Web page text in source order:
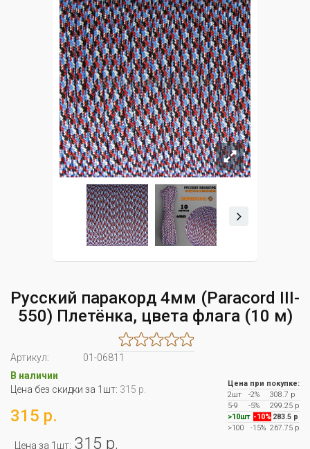
Русский паракорд 4мм (Paracord III-
550) Плетёнка, цвета флага (10 м)
Артикул:
01-06811
В наличии
Цена без скидки за 1шт: 315 р.
315 р.
Цена за 1шт: 315 р.
Цена при покупке:
2шт
-2%
308.7 р
5-9
-5%
299.25 р
>10шт -10% 283.5 р
>100
-15% 267.75 р